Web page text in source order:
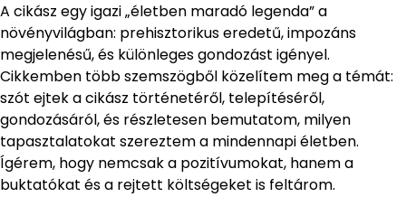
A cikász egy igazi „életben maradó legenda” a
növényvilágban: prehisztorikus eredetű, impozáns
megjelenésű, és különleges gondozást igényel.
Cikkemben több szemszögből közelítem meg a témát:
szót ejtek a cikász történetéről, telepítéséről,
gondozásáról, és részletesen bemutatom, milyen
tapasztalatokat szereztem a mindennapi életben.
Ígérem, hogy nemcsak a pozitívumokat, hanem a
buktatókat és a rejtett költségeket is feltárom.